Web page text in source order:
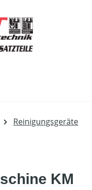
Reinigungsgeräte
KM